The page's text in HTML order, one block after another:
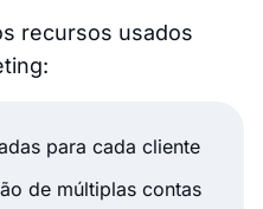
recursos usados
para cada cliente
de múltiplas contas